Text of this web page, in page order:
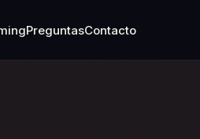
PreguntasContacto